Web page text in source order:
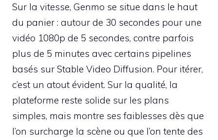
Sur la vitesse, Genmo se situe dans le haut
du panier : autour de 30 secondes pour une
vidéo 1080p de 5 secondes, contre parfois
plus de 5 minutes avec certains pipelines
basés sur Stable Video Diffusion. Pour itérer,
c’est un atout évident. Sur la qualité, la
plateforme reste solide sur les plans
simples, mais montre ses faiblesses dès que
l’on surcharge la scène ou que l’on tente des